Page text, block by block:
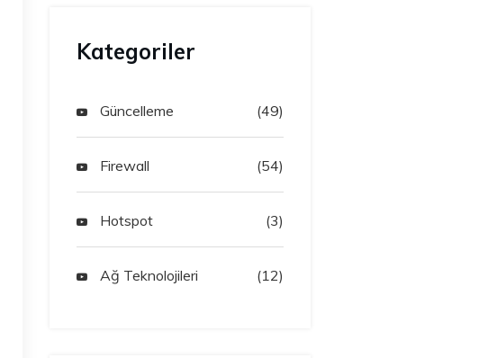
Kategoriler
Güncelleme (49)
Firewall (54)
Hotspot (3)
Ağ Teknolojileri (12)